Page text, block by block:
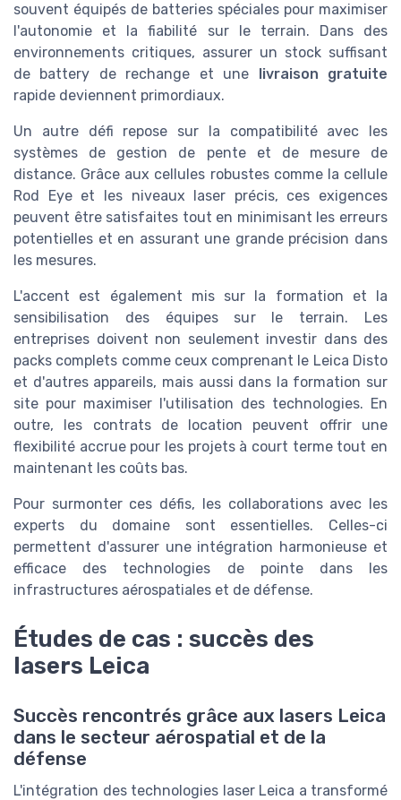
souvent équipés de batteries spéciales pour maximiser
l'autonomie et la fiabilité sur le terrain. Dans des
environnements critiques, assurer un stock suffisant
de battery de rechange et une
livraison gratuite
rapide deviennent primordiaux.
Un autre défi repose sur la compatibilité avec les
systèmes de gestion de pente et de mesure de
distance. Grâce aux cellules robustes comme la cellule
Rod Eye et les niveaux laser précis, ces exigences
peuvent être satisfaites tout en minimisant les erreurs
potentielles et en assurant une grande précision dans
les mesures.
L'accent est également mis sur la formation et la
sensibilisation des équipes sur le terrain. Les
entreprises doivent non seulement investir dans des
packs complets comme ceux comprenant le Leica Disto
et d'autres appareils, mais aussi dans la formation sur
site pour maximiser l'utilisation des technologies. En
outre, les contrats de location peuvent offrir une
flexibilité accrue pour les projets à court terme tout en
maintenant les coûts bas.
Pour surmonter ces défis, les collaborations avec les
experts du domaine sont essentielles. Celles-ci
permettent d'assurer une intégration harmonieuse et
efficace des technologies de pointe dans les
infrastructures aérospatiales et de défense.
Études de cas : succès des
lasers Leica
Succès rencontrés grâce aux lasers Leica
dans le secteur aérospatial et de la
défense
L'intégration des technologies laser Leica a transformé